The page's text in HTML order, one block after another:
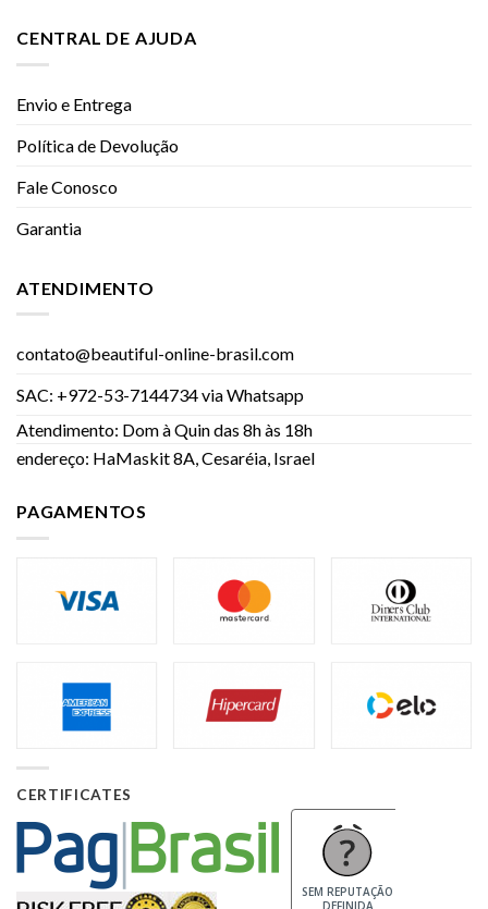
CENTRAL DE AJUDA
Envio e Entrega
Política de Devolução
Fale Conosco
Garantia
ATENDIMENTO
contato@beautiful-online-brasil.com
SAC: +972-53-7144734 via Whatsapp
Atendimento: Dom à Quin das 8h às 18h
endereço: HaMaskit 8A, Cesaréia, Israel
PAGAMENTOS
CERTIFICATES
SEM REPUTAÇÃO